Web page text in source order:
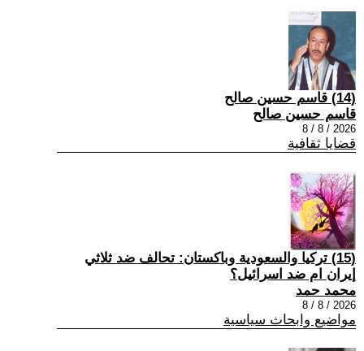
(14) قاسم حسين صالح
قاسم حسين صالح
2026 / 8 / 8
قضايا ثقافية
(15) تركيا والسعودية وباكستان: تحالف ضد ثلاثي
إيران ام ضد اسرائيل؟
محمد حمد
2026 / 8 / 8
مواضيع وابحاث سياسية